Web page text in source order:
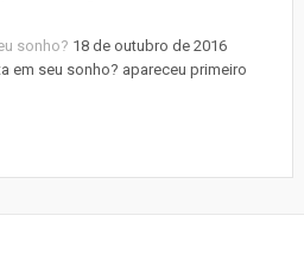
sonho? 18 de outubro de 2016
em seu sonho? apareceu primeiro